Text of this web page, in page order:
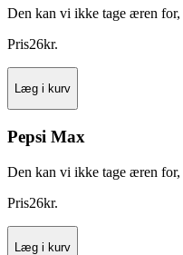
Den kan vi ikke tage æren
Pris26kr.
Læg i kurv
Pepsi Max
Den kan vi ikke tage æren
Pris26kr.
Læg i kurv